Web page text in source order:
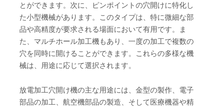
とができます。次に、ピンポイントの穴開けに特化し
た小型機械があります。このタイプは、特に微細な部
品や高精度が要求される場面において有用です。ま
た、マルチホール加工機もあり、一度の加工で複数の
穴を同時に開けることができます。これらの多様な機
械は、用途に応じて選択されます。
放電加工穴開け機の主な用途には、金型の製作、電子
部品の加工、航空機部品の製造、そして医療機器や精